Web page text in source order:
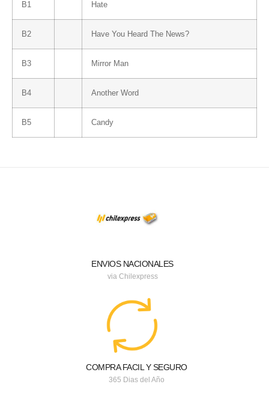
B1 Hate
B2 Have You Heard The News?
B3 Mirror Man
B4 Another Word
B5 Candy
ENVIOS NACIONALES
via Chilexpress
COMPRA FACIL Y SEGURO
365 Dias del Año